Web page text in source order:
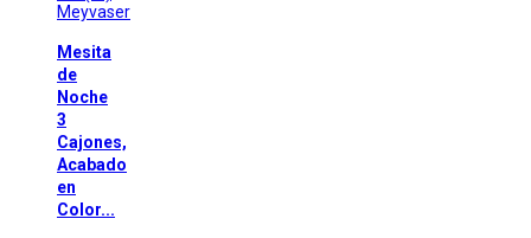
Meyvaser
Mesita
de
Noche
3
Cajones,
Acabado
en
Color...